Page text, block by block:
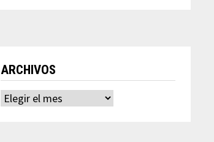
ARCHIVOS
Archivos